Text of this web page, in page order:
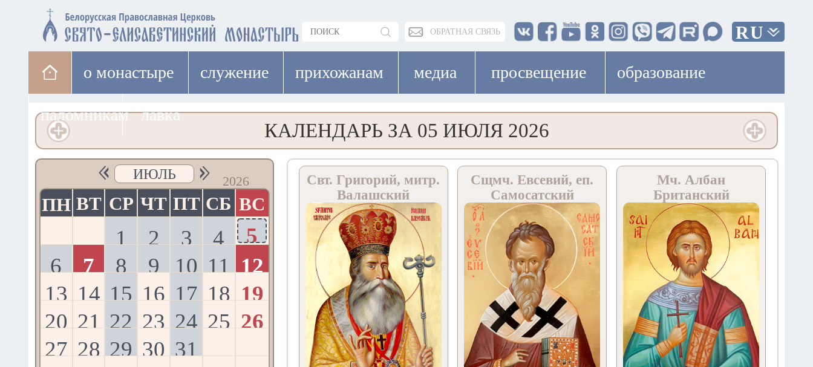
ОБРАТНАЯ СВЯЗЬ RU
о монастыре cлужение прихожанам медиа просвещение образование
паломникам лавка
КАЛЕНДАРЬ ЗА 05 ИЮЛЯ 2026
ИЮЛЬ 2026
ПН ВТ СР ЧТ ПТ СБ ВС
1 2 3 4
5
6
7 8 9 10 11 12
13 14 15 16 17 18 19
20 21 22 23 24 25 26
27 28 29 30 31
Свт. Григорий, митр.
Валашский
Сщмч. Евсевий, еп.
Самосатский
Мч. Албан
Британский